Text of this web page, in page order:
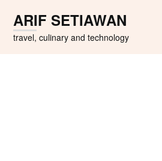
content
ARIF SETIAWAN
travel, culinary and technology